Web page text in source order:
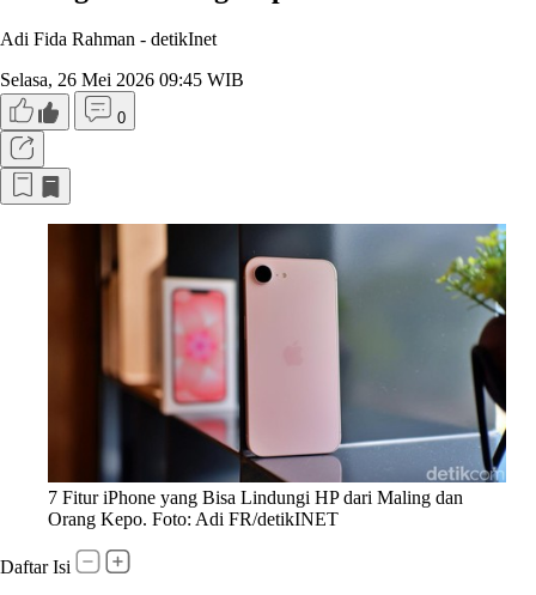
Adi Fida Rahman - detikInet
Selasa, 26 Mei 2026 09:45 WIB
0
7 Fitur iPhone yang Bisa Lindungi HP dari Maling dan
Orang Kepo. Foto: Adi FR/detikINET
Daftar Isi